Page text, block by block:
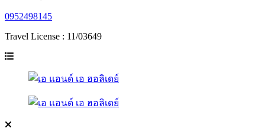
0952498145
Travel License : 11/03649